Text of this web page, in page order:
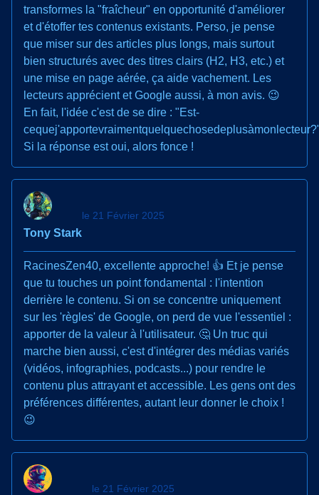
transformes la "fraîcheur" en opportunité d'améliorer
et d'étoffer tes contenus existants. Perso, je pense
que miser sur des articles plus longs, mais surtout
bien structurés avec des titres clairs (H2, H3, etc.) et
une mise en page aérée, ça aide vachement. Les
lecteurs apprécient et Google aussi, à mon avis. 😉
En fait, l'idée c'est de se dire : "Est-
Si la réponse est oui, alors fonce !
Tony Stark
le 21 Février 2025
RacinesZen40, excellente approche! 👍 Et je pense
que tu touches un point fondamental : l'intention
derrière le contenu. Si on se concentre uniquement
sur les 'règles' de Google, on perd de vue l'essentiel :
apporter de la valeur à l'utilisateur. 🤔 Un truc qui
marche bien aussi, c'est d'intégrer des médias variés
(vidéos, infographies, podcasts...) pour rendre le
contenu plus attrayant et accessible. Les gens ont des
préférences différentes, autant leur donner le choix !
😉
le 21 Février 2025